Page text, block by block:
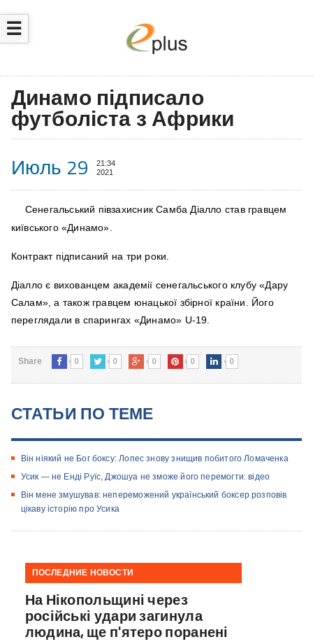
☰
Динамо підписало
футболіста з Африки
Июль 29
21:34
2021
Сенегальський півзахисник Самба Діалло став гравцем
київського «Динамо».
Контракт підписаний на три роки.
Діалло є вихованцем академії сенегальського клубу «Дару
Салам», а також гравцем юнацької збірної країни. Його
переглядали в спарингах «Динамо» U-19.
Share 0 0 0 0 0
СТАТЬИ ПО ТЕМЕ
Він ніякий не Бог боксу: Лопеc знову знищив побитого Ломаченка
Усик — не Енді Руїс, Джошуа не зможе його перемогти: відео
Він мене змушував: непереможений український боксер розповів
цікаву історію про Усика
ПОСЛЕДНИЕ НОВОСТИ
На Нікопольщині через
російські удари загинула
людина, ще п'ятеро поранені